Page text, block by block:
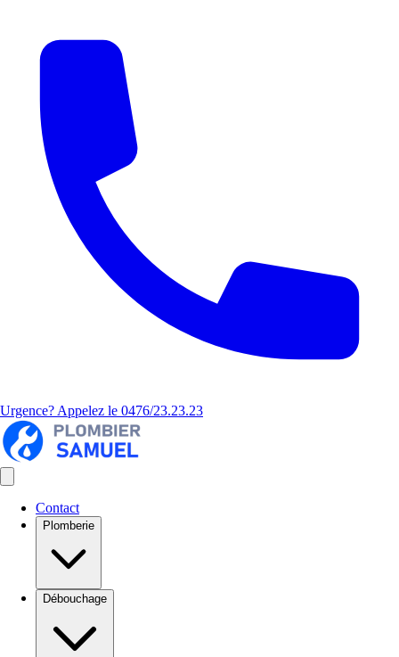
Urgence? Appelez le 0476/23.23.23
Contact
Plomberie
Débouchage